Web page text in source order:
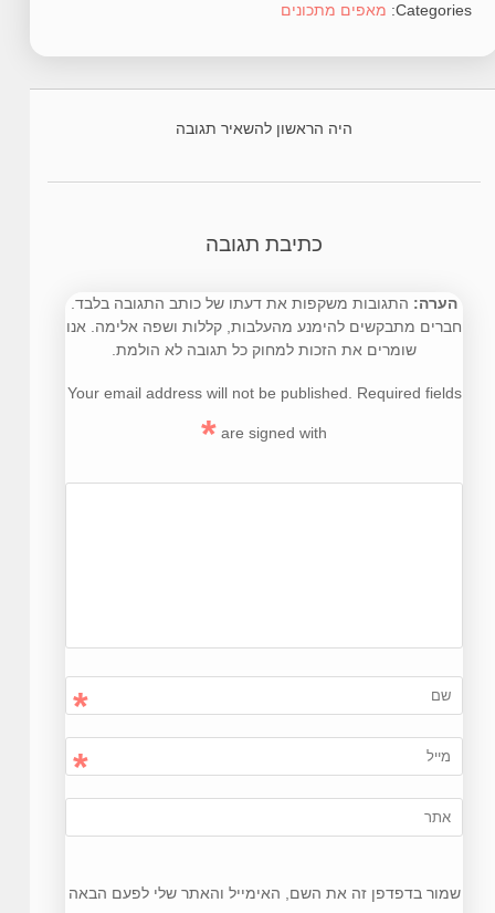
Categories: מאפים מתכונים
היה הראשון להשאיר תגובה
כתיבת תגובה
הערה: התגובות משקפות את דעתו של כותב התגובה בלבד.
חברים מתבקשים להימנע מהעלבות, קללות ושפה אלימה. אנו
שומרים את הזכות למחוק כל תגובה לא הולמת.
Your email address will not be published. Required fields
are signed with
*
*
*
שמור בדפדפן זה את השם, האימייל והאתר שלי לפעם הבאה